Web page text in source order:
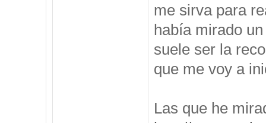
me sirva para
había mirado
suele ser la
que me voy a
Las que he